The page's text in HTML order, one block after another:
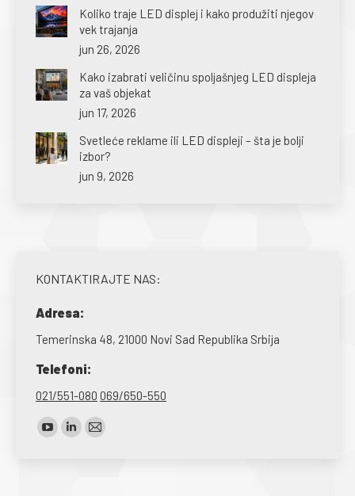
Koliko traje LED displej i kako produžiti njegov
vek trajanja
jun 26, 2026
Kako izabrati veličinu spoljašnjeg LED displeja
za vaš objekat
jun 17, 2026
Svetleće reklame ili LED displeji – šta je bolji
izbor?
jun 9, 2026
KONTAKTIRAJTE NAS:
Adresa:
Temerinska 48, 21000 Novi Sad Republika Srbija
Telefoni:
021/551-080 069/650-550
Find us on:
YouTube
Linkedin
Mail